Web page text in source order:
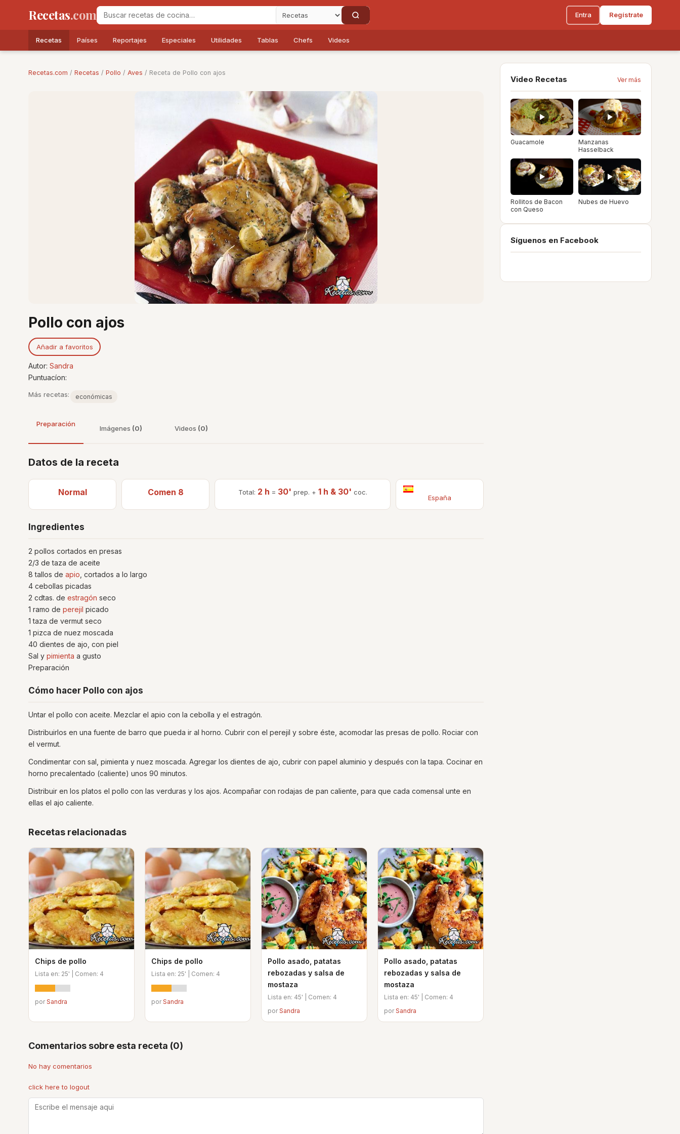
Recetas.com Entra Regístrate
Recetas Países Reportajes Especiales Utilidades Tablas Chefs Videos
Recetas.com / Recetas / Pollo / Aves / Receta de Pollo con ajos
Pollo con ajos
Añadir a favoritos
Autor: Sandra
Puntuacíon:
Más recetas: económicas
Preparación
Imágenes (0) Videos (0)
Datos de la receta
Normal Comen 8 Total: 2 h = 30' prep. + 1 h & 30' coc.
España
Ingredientes
2 pollos cortados en presas
2/3 de taza de aceite
8 tallos de apio , cortados a lo largo
4 cebollas picadas
2 cdtas. de estragón seco
1 ramo de perejil picado
1 taza de vermut seco
1 pizca de nuez moscada
40 dientes de ajo, con piel
Sal y pimienta a gusto
Preparación
Cómo hacer Pollo con ajos
Untar el pollo con aceite. Mezclar el apio con la cebolla y el estragón.
Distribuirlos en una fuente de barro que pueda ir al horno. Cubrir con el perejil y sobre éste, acomodar las presas de pollo. Rociar con
el vermut.
Condimentar con sal, pimienta y nuez moscada. Agregar los dientes de ajo, cubrir con papel aluminio y después con la tapa. Cocinar en
horno precalentado (caliente) unos 90 minutos.
Distribuir en los platos el pollo con las verduras y los ajos. Acompañar con rodajas de pan caliente, para que cada comensal unte en
ellas el ajo caliente.
Recetas relacionadas
Chips de pollo
Lista en: 25' | Comen: 4
porSandra
Chips de pollo
Lista en: 25' | Comen: 4
porSandra
Pollo asado, patatas
rebozadas y salsa de
mostaza
Lista en: 45' | Comen: 4
porSandra
Pollo asado, patatas
rebozadas y salsa de
mostaza
Lista en: 45' | Comen: 4
porSandra
Comentarios sobre esta receta (0)
No hay comentarios
click here to logout
Video Recetas Ver más
Guacamole
Manzanas
Hasselback
Rollitos de Bacon
con Queso
Nubes de Huevo
Síguenos en Facebook